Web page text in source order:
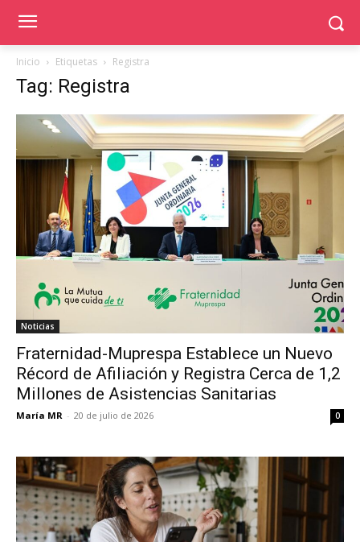
Inicio Etiquetas Registra
Tag: Registra
Noticias
Fraternidad-Muprespa Establece un Nuevo
Récord de Afiliación y Registra Cerca de 1,2
Millones de Asistencias Sanitarias
María MR - 20 de julio de 2026 0